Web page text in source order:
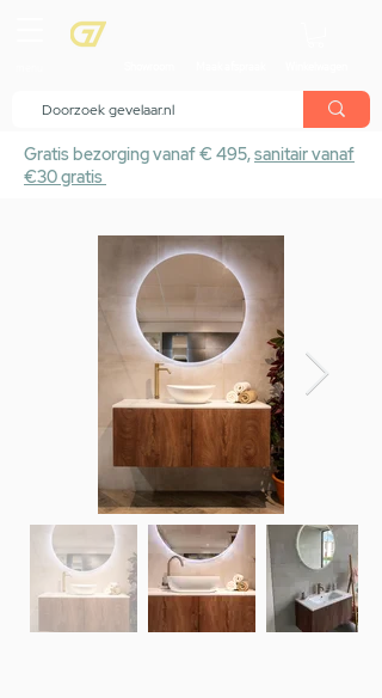
Gratis bezorging vanaf € 495,sanitair vanaf
€30 gratis